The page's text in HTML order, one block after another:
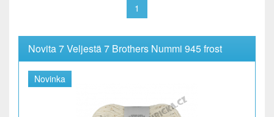
1
Novita 7 Veljestä 7 Brothers Nummi 945 frost
Novinka